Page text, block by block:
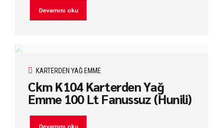
Devamını oku
KARTERDEN YAĞ EMME
Ckm K104 Karterden Yağ
Emme 100 Lt Fanussuz (Hunili)
Devamını oku